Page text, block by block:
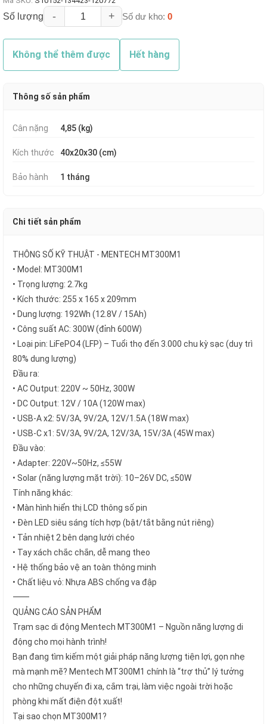
Số lượng - + Số dư kho: 0
Không thể thêm được Hết hàng
Thông số sản phẩm
Cân nặng 4,85 (kg)
Kích thước 40x20x30 (cm)
Bảo hành 1 tháng
Chi tiết sản phẩm
THÔNG SỐ KỸ THUẬT - MENTECH MT300M1
• Model: MT300M1
• Trọng lượng: 2.7kg
• Kích thước: 255 x 165 x 209mm
• Dung lượng: 192Wh (12.8V / 15Ah)
• Công suất AC: 300W (đỉnh 600W)
• Loại pin: LiFePO4 (LFP) – Tuổi thọ đến 3.000 chu kỳ sạc (duy trì
80% dung lượng)
Đầu ra:
• AC Output: 220V ~ 50Hz, 300W
• DC Output: 12V / 10A (120W max)
• USB-A x2: 5V/3A, 9V/2A, 12V/1.5A (18W max)
• USB-C x1: 5V/3A, 9V/2A, 12V/3A, 15V/3A (45W max)
Đầu vào:
• Adapter: 220V~50Hz, ≤55W
• Solar (năng lượng mặt trời): 10–26V DC, ≤50W
Tính năng khác:
• Màn hình hiển thị LCD thông số pin
• Đèn LED siêu sáng tích hợp (bật/tắt bằng nút riêng)
• Tản nhiệt 2 bên dạng lưới chéo
• Tay xách chắc chắn, dễ mang theo
• Hệ thống bảo vệ an toàn thông minh
• Chất liệu vỏ: Nhựa ABS chống va đập
⸻
QUẢNG CÁO SẢN PHẨM
Trạm sạc di động Mentech MT300M1 – Nguồn năng lượng di
động cho mọi hành trình!
Bạn đang tìm kiếm một giải pháp năng lượng tiện lợi, gọn nhẹ
mà mạnh mẽ? Mentech MT300M1 chính là “trợ thủ” lý tưởng
cho những chuyến đi xa, cắm trại, làm việc ngoài trời hoặc
phòng khi mất điện đột xuất!
Tại sao chọn MT300M1?